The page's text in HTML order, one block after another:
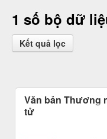
1 số bộ dữ
Kết quả lọc
Văn bản Thương
tử